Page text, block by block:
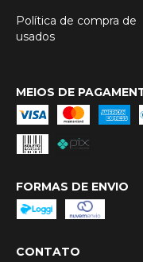
Política de compra de
usados
MEIOS DE
FORMAS DE ENVIO
CONTATO